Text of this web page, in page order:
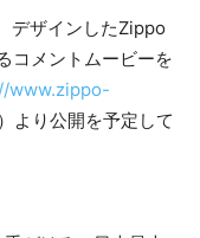
デザインしたZippo
コメントムービーを
www.zippo-
より公開を予定して